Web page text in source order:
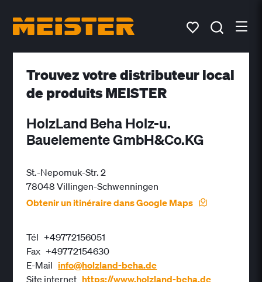
Trouvez votre distributeur local
de produits MEISTER
HolzLand Beha Holz-u.
Bauelemente GmbH&Co.KG
St.-Nepomuk-Str. 2
78048 Villingen-Schwenningen
Obtenir un itinéraire dans Google Maps
Tél +49772156051
Fax +49772154630
E-Mail info@holzland-beha.de
Site internet https://www.holzland-beha.de